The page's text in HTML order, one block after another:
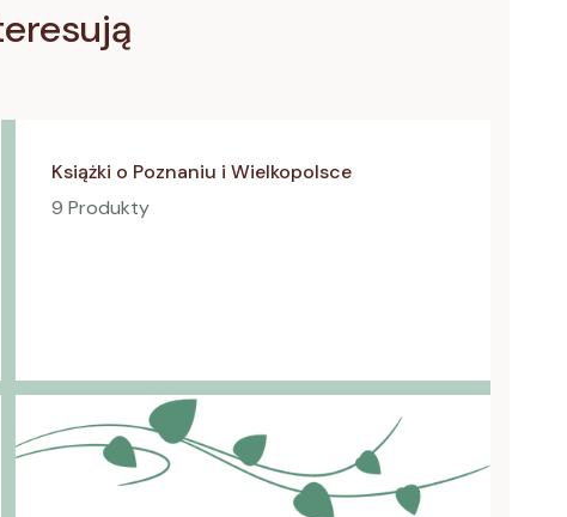
Książki o Poznaniu i Wielkopolsce
9 Produkty